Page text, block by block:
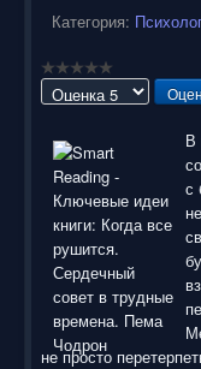
Категория:
Пожалуйста,
В
с
не просто